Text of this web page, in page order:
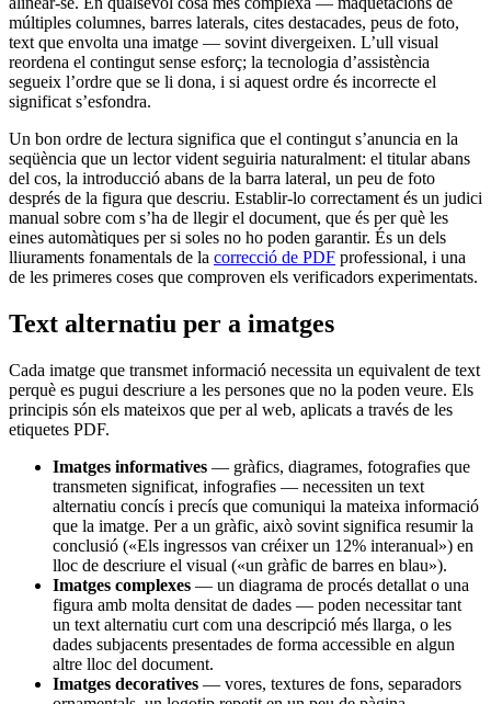
múltiples columnes, barres laterals, cites destacades, peus de foto,
text que envolta una imatge — sovint divergeixen. L’ull visual
reordena el contingut sense esforç; la tecnologia d’assistència
segueix l’ordre que se li dona, i si aquest ordre és incorrecte el
significat s’esfondra.
Un bon ordre de lectura significa que el contingut s’anuncia en la
seqüència que un lector vident seguiria naturalment: el titular abans
del cos, la introducció abans de la barra lateral, un peu de foto
després de la figura que descriu. Establir-lo correctament és un judici
manual sobre com s’ha de llegir el document, que és per què les
eines automàtiques per si soles no ho poden garantir. És un dels
lliuraments fonamentals de la correcció de PDF professional, i una
de les primeres coses que comproven els verificadors experimentats.
Text alternatiu per a imatges
Cada imatge que transmet informació necessita un equivalent de text
perquè es pugui descriure a les persones que no la poden veure. Els
principis són els mateixos que per al web, aplicats a través de les
etiquetes PDF.
Imatges informatives — gràfics, diagrames, fotografies que
transmeten significat, infografies — necessiten un text
alternatiu concís i precís que comuniqui la mateixa informació
que la imatge. Per a un gràfic, això sovint significa resumir la
conclusió («Els ingressos van créixer un 12% interanual») en
lloc de descriure el visual («un gràfic de barres en blau»).
Imatges complexes — un diagrama de procés detallat o una
figura amb molta densitat de dades — poden necessitar tant
un text alternatiu curt com una descripció més llarga, o les
dades subjacents presentades de forma accessible en algun
altre lloc del document.
Imatges decoratives — vores, textures de fons, separadors